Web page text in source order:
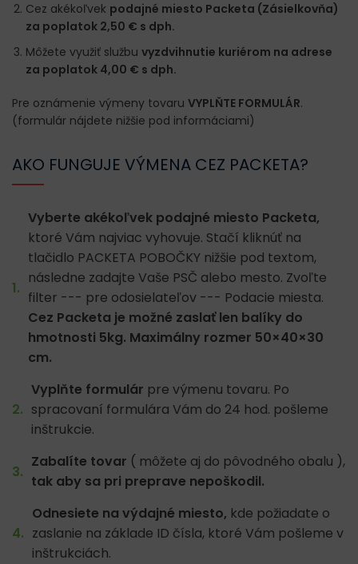
Cez akékoľvek podajné miesto Packeta (Zásielkovňa)
za poplatok 2,50 € s dph.
Môžete využiť službu vyzdvihnutie kuriérom na adrese
za poplatok 4,00 € s dph.
Pre oznámenie výmeny tovaru VYPLŇTE FORMULÁR.
(formulár nájdete nižšie pod informáciami)
AKO FUNGUJE VÝMENA CEZ PACKETA?
Vyberte akékoľvek podajné miesto Packeta,
ktoré Vám najviac vyhovuje. Stačí kliknúť na
tlačidlo PACKETA POBOČKY nižšie pod textom,
následne zadajte Vaše PSČ alebo mesto. Zvoľte
filter --- pre odosielateľov --- Podacie miesta.
Cez Packeta je možné zaslať len balíky do
hmotnosti 5kg. Maximálny rozmer 50×40×30
cm.
Vyplňte formulár pre výmenu tovaru. Po
spracovaní formulára Vám do 24 hod. pošleme
inštrukcie.
Zabalíte tovar ( môžete aj do pôvodného obalu ),
tak aby sa pri preprave nepoškodil.
Odnesiete na výdajné miesto, kde požiadate o
zaslanie na základe ID čísla, ktoré Vám pošleme v
inštrukciách.